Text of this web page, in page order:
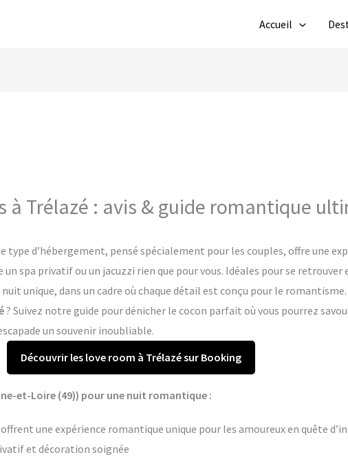
Accueil
à Trélazé : avis & guide romantique
type d’hébergement, pensé spécialement pour les couples, offre une
spa privatif ou un jacuzzi rien que pour vous. Idéales pour se
unique, dans un cadre où chaque détail est conçu pour le
? Suivez notre guide pour dénicher le cocon parfait où vous pourrez
un souvenir inoubliable.
Découvrir les love room à Trélazé sur Booking
et-Loire (49)) pour une nuit romantique :
une expérience romantique unique pour les amoureux en quête
et décoration soignée